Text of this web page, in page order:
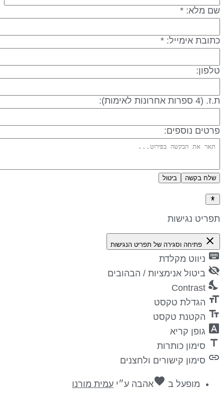
מלא: *
אימייל: *
ספרות אחרונות לאימות):
נוספים:
שלח בקשה ביטול
נגישות
close פתיחה וסגירה של תפריט הנגישות
ניווט מקלדת
ביטול אנימציות / הבהובים
Contrast
הגדלת טקסט
הקטנת טקסט
גופן קריא
סימון כותרות
סימון קישורים ולחצנים
מופעל בfavoriteאהבהע״יעמית מורנו